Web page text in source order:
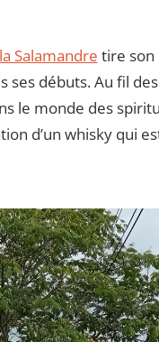
Salamandre tire son
ses débuts. Au fil
le monde des
d’un whisky qui